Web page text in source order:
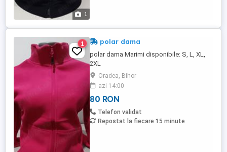
1
1 polar dama
polar dama Marimi disponibile: S, L, XL,
2XL
Oradea, Bihor
azi 14:00
80 RON
Telefon validat
Repostat la fiecare 15 minute